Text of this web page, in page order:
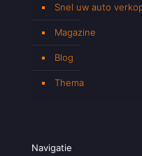
Snel uw auto
Magazine
Blog
Thema
Navigatie